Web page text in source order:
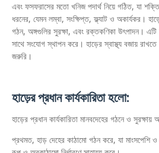
এবং ফসফরাসের মতো খনিজ পদার্থ নিয়ে গঠিত, যা
ধরনের, যেমন লম্বা, সংক্ষিপ্ত, ফ্ল্যাট ও অকার্যকর।
গঠন, অঙ্গগুলির সুরক্ষা, এবং রক্তকণিকা উৎপাদন। এটি
সাথে সংযোগ স্থাপন করে। হাড়ের স্বাস্থ্য বজায় রাখতে
জরুরি।
হাড়ের প্রধান কার্যকারিতা হলো:
হাড়ের প্রধান কার্যকারিতা মানবদেহের গঠনে ও সুরক্ষায়
প্রথমত, হাড় দেহের কাঠামো গঠন করে, যা মাংসপেশি